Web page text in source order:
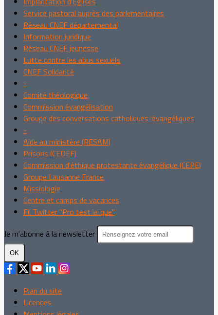
Service pastoral auprès des parlementaires
Réseau CNEF départemental
Information juridique
Réseau CNEF jeunesse
Lutte contre les abus sexuels
CNEF Solidarité
-
Comité théologique
Commission évangélisation
Groupe des conversations catholiques-évangéliques
-
Aide au ministère (RESAM)
Prisons (CEDEF)
Commission d'éthique protestante évangélique (CEPE)
Groupe Lausanne France
Missiologie
Centre et camps de vacances
Fil Twitter "Pro test laïque"
Je m'abonne à la newsletter
OK
Plan du site
Licences